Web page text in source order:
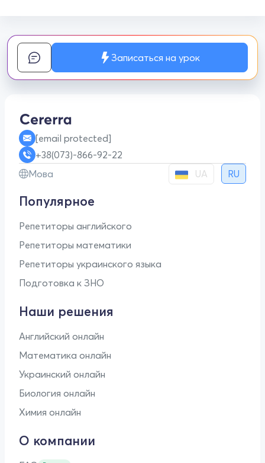
Записаться на урок
[email protected]
+38(073)-866-92-22
Мова
UA RU
Популярное
Репетиторы английского
Репетиторы математики
Репетиторы украинского языка
Подготовка к ЗНО
Наши решения
Английский онлайн
Математика онлайн
Украинский онлайн
Биология онлайн
Химия онлайн
О компании